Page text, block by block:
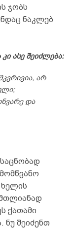
ჯობს
ნაკლებ
ასე შეიძლება:
არ
და
ქათამი
შეიძენთ